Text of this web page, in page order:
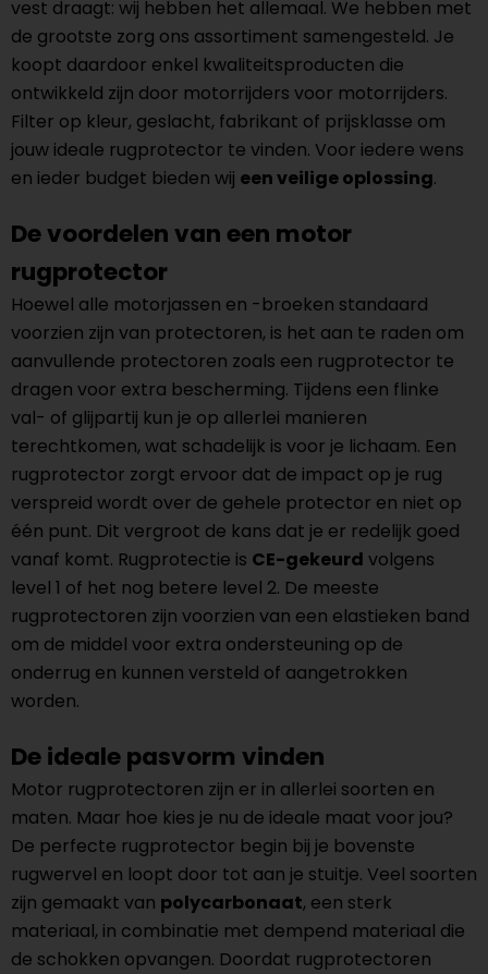
vest draagt: wij hebben het allemaal. We hebben met
de grootste zorg ons assortiment samengesteld. Je
koopt daardoor enkel kwaliteitsproducten die
ontwikkeld zijn door motorrijders voor motorrijders.
Filter op kleur, geslacht, fabrikant of prijsklasse om
jouw ideale rugprotector te vinden. Voor iedere wens
en ieder budget bieden wij een veilige oplossing.
De voordelen van een motor
rugprotector
Hoewel alle motorjassen en -broeken standaard
voorzien zijn van protectoren, is het aan te raden om
aanvullende protectoren zoals een rugprotector te
dragen voor extra bescherming. Tijdens een flinke
val- of glijpartij kun je op allerlei manieren
terechtkomen, wat schadelijk is voor je lichaam. Een
rugprotector zorgt ervoor dat de impact op je rug
verspreid wordt over de gehele protector en niet op
één punt. Dit vergroot de kans dat je er redelijk goed
vanaf komt. Rugprotectie is CE-gekeurd volgens
level 1 of het nog betere level 2. De meeste
rugprotectoren zijn voorzien van een elastieken band
om de middel voor extra ondersteuning op de
onderrug en kunnen versteld of aangetrokken
worden.
De ideale pasvorm vinden
Motor rugprotectoren zijn er in allerlei soorten en
maten. Maar hoe kies je nu de ideale maat voor jou?
De perfecte rugprotector begin bij je bovenste
rugwervel en loopt door tot aan je stuitje. Veel soorten
zijn gemaakt van polycarbonaat, een sterk
materiaal, in combinatie met dempend materiaal die
de schokken opvangen. Doordat rugprotectoren